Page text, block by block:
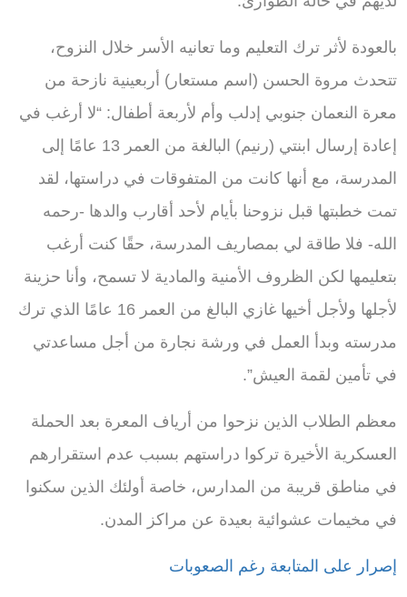
بالعودة لأثر ترك التعليم وما تعانيه الأسر خلال النزوح،
تتحدث مروة الحسن (اسم مستعار) أربعينية نازحة من
معرة النعمان جنوبي إدلب وأم لأربعة أطفال: “لا أرغب في
إعادة إرسال ابنتي (رنيم) البالغة من العمر 13 عامًا إلى
المدرسة، مع أنها كانت من المتفوقات في دراستها، لقد
تمت خطبتها قبل نزوحنا بأيام لأحد أقارب والدها -رحمه
الله- فلا طاقة لي بمصاريف المدرسة، حقًا كنت أرغب
بتعليمها لكن الظروف الأمنية والمادية لا تسمح، وأنا حزينة
لأجلها ولأجل أخيها غازي البالغ من العمر 16 عامًا الذي ترك
مدرسته وبدأ العمل في ورشة نجارة من أجل مساعدتي
في تأمين لقمة العيش”.
معظم الطلاب الذين نزحوا من أرياف المعرة بعد الحملة
العسكرية الأخيرة تركوا دراستهم بسبب عدم استقرارهم
في مناطق قريبة من المدارس، خاصة أولئك الذين سكنوا
في مخيمات عشوائية بعيدة عن مراكز المدن.
إصرار على المتابعة رغم الصعوبات